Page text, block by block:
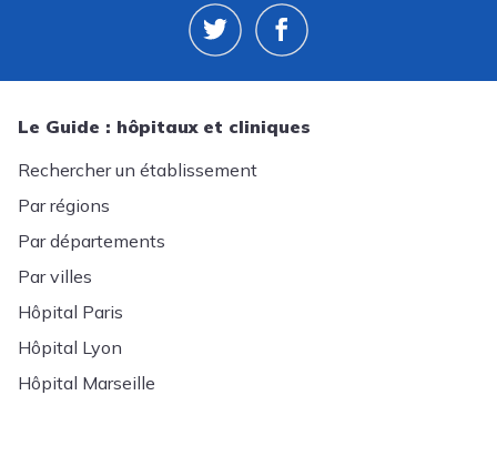
Le Guide : hôpitaux et cliniques
Rechercher un établissement
Par régions
Par départements
Par villes
Hôpital Paris
Hôpital Lyon
Hôpital Marseille